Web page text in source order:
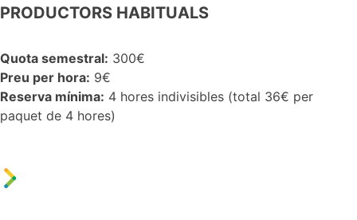
PRODUCTORS HABITUALS
Quota semestral: 300€
Preu per hora: 9€
Reserva mínima: 4 hores indivisibles (total 36€ per
paquet de 4 hores)